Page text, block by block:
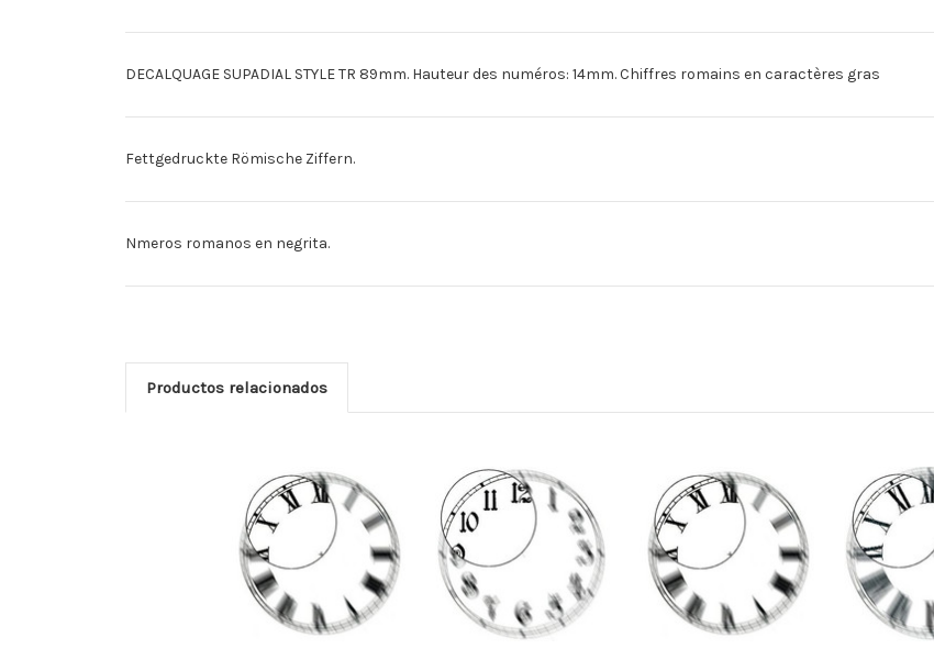
DECALQUAGE SUPADIAL STYLE TR 89mm. Hauteur des numéros: 14mm. Chiffres romains en caractères gras
Fettgedruckte Römische Ziffern.
Nmeros romanos en negrita.
Productos relacionados